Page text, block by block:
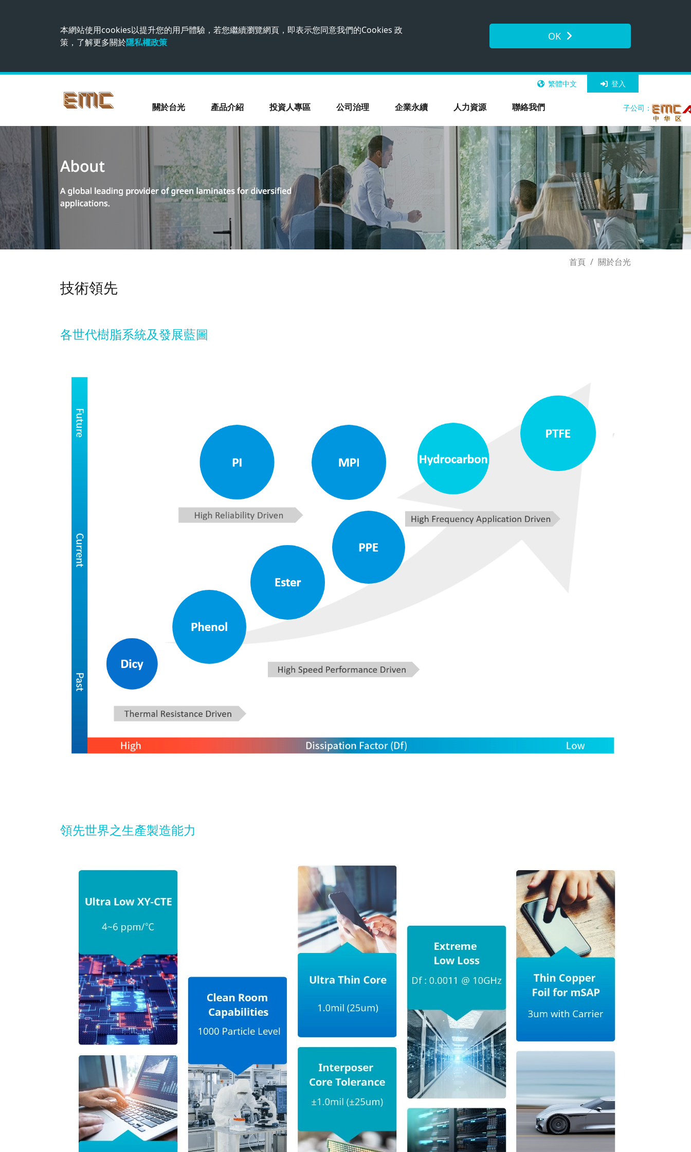
本網站使用cookies以提升您的用戶體驗，若您繼續瀏覽網頁，即表示您同意我們的Cookies 政
策，了解更多關於隱私權政策 OK
登入
繁體中文
關於台光 產品介紹 投資人專區 公司治理 企業永續 人力資源 聯絡我們 子公司：
中 华 区
首頁 關於台光
技術領先
各世代樹脂系統及發展藍圖
領先世界之生產製造能力